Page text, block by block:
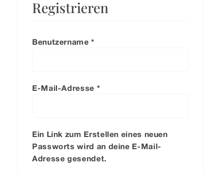
Registrieren
Benutzername*
E-Mail-Adresse *
Ein Link zum Erstellen eines neuen
Passworts wird an deine E-Mail-
Adresse gesendet.